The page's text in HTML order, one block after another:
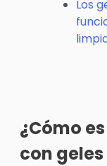
Los
¿Cómo
con